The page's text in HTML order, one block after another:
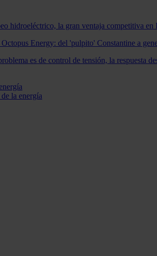
hidroeléctrico, la gran ventaja competitiva en
Energy: del 'pulpito' Constantine a
es de control de tensión, la respuesta